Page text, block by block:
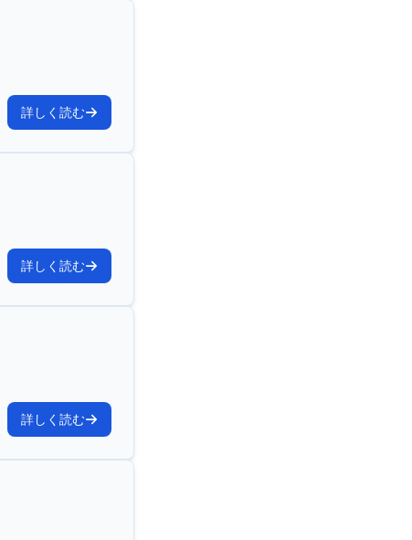
詳しく読む
詳しく読む
詳しく読む